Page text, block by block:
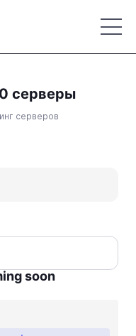
серверы
серверов
soon